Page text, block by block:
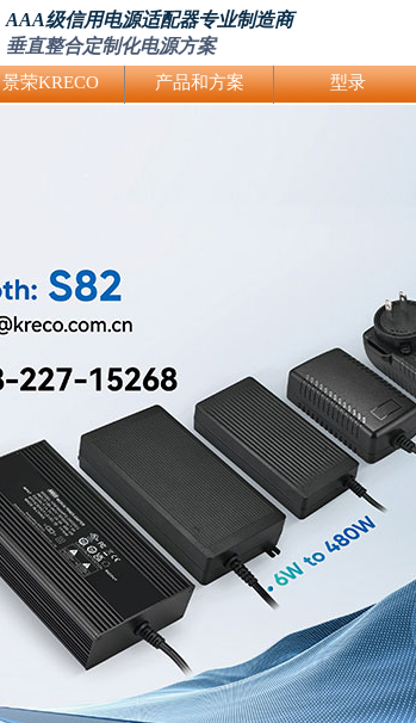
AAA级信用电源适配器专业制造商
垂直整合定制化电源方案
景荣KRECO 产品和方案 型录